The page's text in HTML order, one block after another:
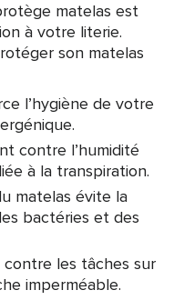
matelas est
à votre literie.
son matelas
l’hygiène de votre
contre l’humidité
à la transpiration.
matelas évite la
bactéries et des
contre les tâches sur
imperméable.